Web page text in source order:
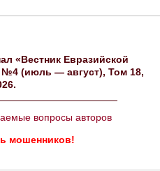
«Вестник Евразийской
№4 (июль — август), Том 18,
вопросы авторов
мошенников!